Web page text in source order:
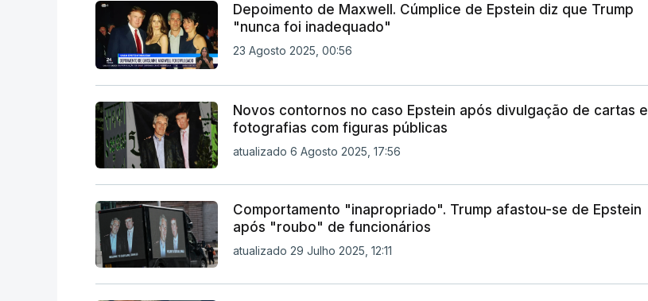
Depoimento de Maxwell. Cúmplice de Epstein diz que Trump
"nunca foi inadequado"
23 Agosto 2025, 00:56
Novos contornos no caso Epstein após divulgação de cartas e
fotografias com figuras públicas
atualizado 6 Agosto 2025, 17:56
Comportamento "inapropriado". Trump afastou-se de Epstein
após "roubo" de funcionários
atualizado 29 Julho 2025, 12:11